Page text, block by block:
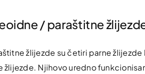
/ paraštitne
žlijezde su četiri parne žlijezde
žlijezde. Njihovo uredno